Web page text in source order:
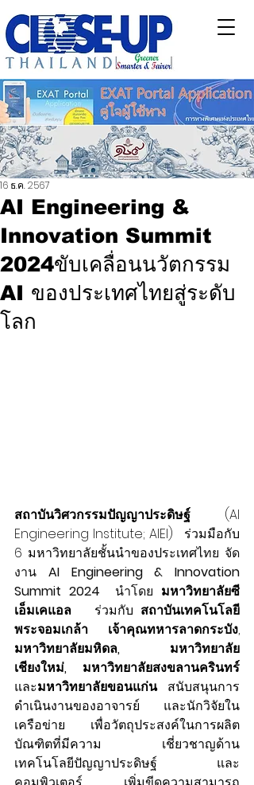
AI Engineering &
Innovation Summit
2024ขับเคลื่อนนวัตกรรม
AI ของประเทศไทยสู่ระดับ
โลก
16 ธ.ค. 2567
สถาบันวิศวกรรมปัญญาประดิษฐ์ (AI
Engineering Institute; AIEI)   ร่วมมือกับ
6 มหาวิทยาลัยชั้นนำของประเทศไทย จัด
งาน AI Engineering & Innovation
Summit 2024 นำโดย มหาวิทยาลัยซี
เอ็มเคแอล ร่วมกับ สถาบันเทคโนโลยี
พระจอมเกล้า เจ้าคุณทหารลาดกระบัง
มหาวิทยาลัยมหิดล, มหาวิทยาลัย
เชียงใหม่, มหาวิทยาลัยสงขลานครินทร์
และมหาวิทยาลัยขอนแก่น สนับสนุนการ
ดำเนินงานของอาจารย์ และนักวิจัยใน
เครือข่าย  เพื่อวัตถุประสงค์ในการผลิต
บัณฑิตที่มีความ เชี่ยวชาญด้าน
เทคโนโลยีปัญญาประดิษฐ์ และ